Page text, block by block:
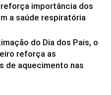
importância dos
a saúde respiratória
do Dia dos Pais, o
reforça as
de aquecimento nas